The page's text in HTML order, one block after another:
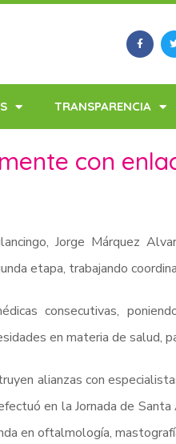
TRANSPARENCIA
con
Jorge Márquez
etapa, trabajando
consecutivas,
en materia de salud,
alianzas con
en la Jornada de
en oftalmología,